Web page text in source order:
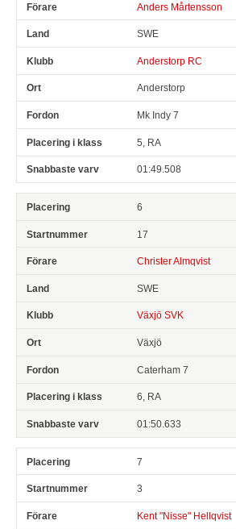
Anders Mårtensson
SWE
Anderstorp RC
Anderstorp
Mk Indy 7
5, RA
01:49.508
6
17
Christer Almqvist
SWE
Växjö SVK
Växjö
Caterham 7
6, RA
01:50.633
7
3
Kent "Nisse" Hellqvist